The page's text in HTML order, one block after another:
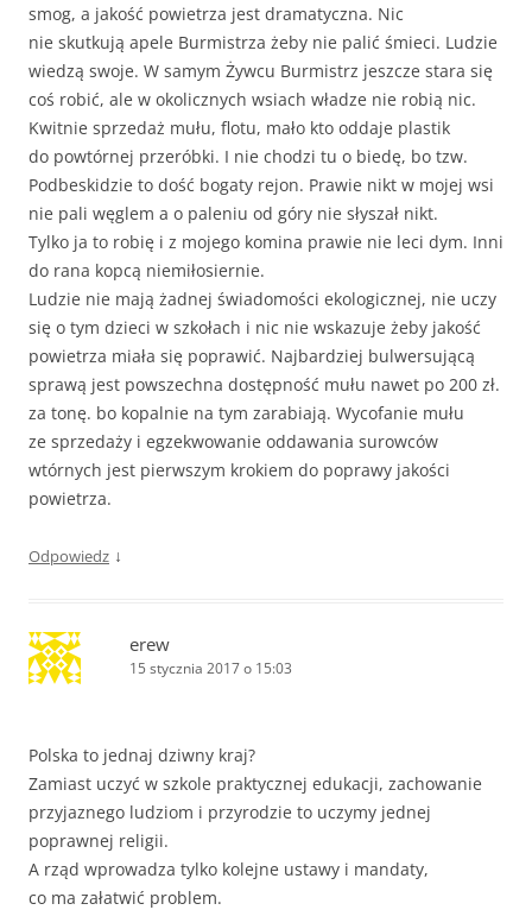
smog, a jakość powietrza jest dramatyczna. Nic
nie skutkują apele Burmistrza żeby nie palić śmieci. Ludzie
wiedzą swoje. W samym Żywcu Burmistrz jeszcze stara się
coś robić, ale w okolicznych wsiach władze nie robią nic.
Kwitnie sprzedaż mułu, flotu, mało kto oddaje plastik
do powtórnej przeróbki. I nie chodzi tu o biedę, bo tzw.
Podbeskidzie to dość bogaty rejon. Prawie nikt w mojej wsi
nie pali węglem a o paleniu od góry nie słyszał nikt.
Tylko ja to robię i z mojego komina prawie nie leci dym. Inni
do rana kopcą niemiłosiernie.
Ludzie nie mają żadnej świadomości ekologicznej, nie uczy
się o tym dzieci w szkołach i nic nie wskazuje żeby jakość
powietrza miała się poprawić. Najbardziej bulwersującą
sprawą jest powszechna dostępność mułu nawet po 200 zł.
za tonę. bo kopalnie na tym zarabiają. Wycofanie mułu
ze sprzedaży i egzekwowanie oddawania surowców
wtórnych jest pierwszym krokiem do poprawy jakości
powietrza.
Odpowiedz ↓
erew
15 stycznia 2017 o 15:03
Polska to jednaj dziwny kraj?
Zamiast uczyć w szkole praktycznej edukacji, zachowanie
przyjaznego ludziom i przyrodzie to uczymy jednej
poprawnej religii.
A rząd wprowadza tylko kolejne ustawy i mandaty,
co ma załatwić problem.